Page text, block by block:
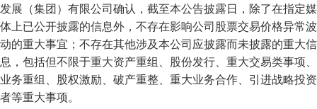
发展（集团）有限公司确认，截至本公告披露日，除了在指定媒
体上已公开披露的信息外，不存在影响公司股票交易价格异常波
动的重大事宜；不存在其他涉及本公司应披露而未披露的重大信
息，包括但不限于重大资产重组、股份发行、重大交易类事项、
业务重组、股权激励、破产重整、重大业务合作、引进战略投资
者等重大事项。